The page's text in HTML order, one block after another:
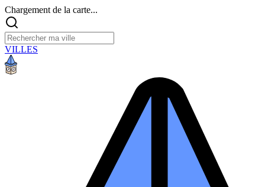
Chargement de la carte...
VILLES